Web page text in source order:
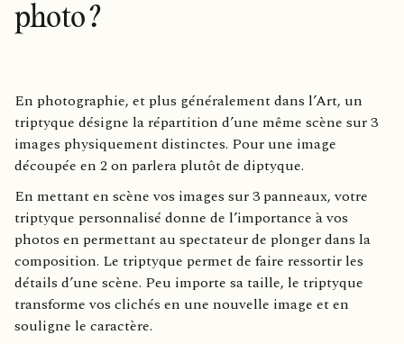
photo ?
En photographie, et plus généralement dans l’Art, un
triptyque désigne la répartition d’une même scène sur 3
images physiquement distinctes. Pour une image
découpée en 2 on parlera plutôt de diptyque.
En mettant en scène vos images sur 3 panneaux, votre
triptyque personnalisé donne de l’importance à vos
photos en permettant au spectateur de plonger dans la
composition. Le triptyque permet de faire ressortir les
détails d’une scène. Peu importe sa taille, le triptyque
transforme vos clichés en une nouvelle image et en
souligne le caractère.